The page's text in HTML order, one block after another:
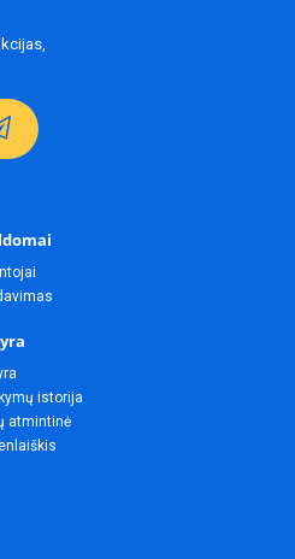
istorija
atmintinė